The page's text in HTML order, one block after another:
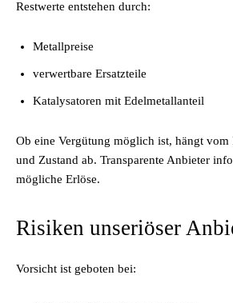
Restwerte entstehen durch:
Metallpreise
verwertbare Ersatzteile
Katalysatoren mit Edelmetallanteil
Ob eine Vergütung möglich ist, hängt vom
und Zustand ab. Transparente Anbieter
mögliche Erlöse.
Risiken unseriöser
Vorsicht ist geboten bei: